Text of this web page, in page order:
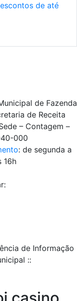
de até
de Fazenda
de Receita
– Contagem –
000
: de segunda a
16h
de Informação
::